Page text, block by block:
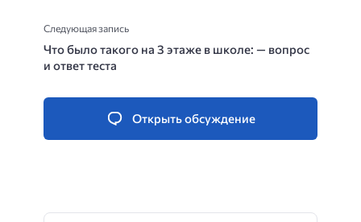
Следующая запись
Что было такого на 3 этаже в школе: — вопрос
и ответ теста
Открыть обсуждение